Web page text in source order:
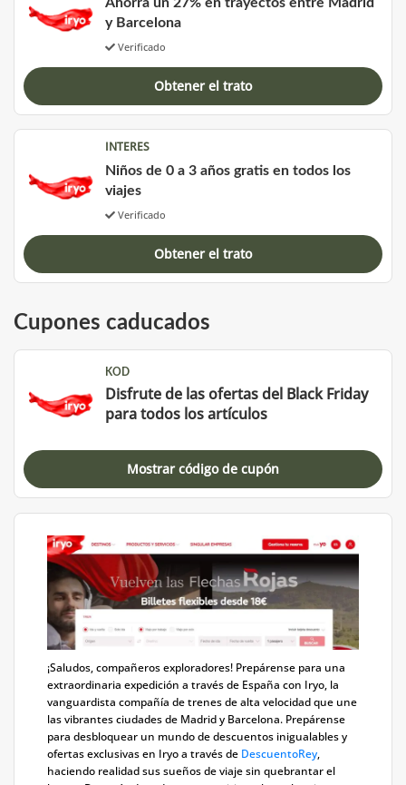
y Barcelona
Verificado
Obtener el trato
INTERES
Niños de 0 a 3 años gratis en todos los
viajes
Verificado
Obtener el trato
Cupones caducados
KOD
Disfrute de las ofertas del Black Friday
para todos los artículos
Mostrar código de cupón
¡Saludos, compañeros exploradores! Prepárense para una
extraordinaria expedición a través de España con Iryo, la
vanguardista compañía de trenes de alta velocidad que une
las vibrantes ciudades de Madrid y Barcelona. Prepárense
para desbloquear un mundo de descuentos inigualables y
ofertas exclusivas en Iryo a través de DescuentoRey,
haciendo realidad sus sueños de viaje sin quebrantar el